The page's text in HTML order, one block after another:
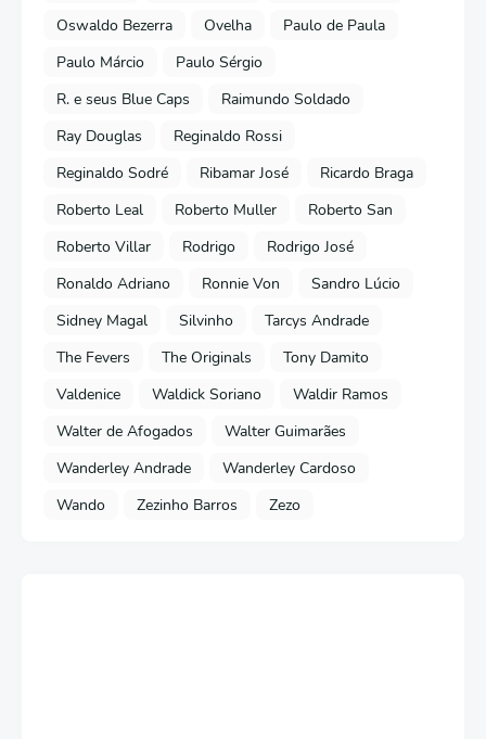
Oswaldo Bezerra
Ovelha
Paulo de Paula
Paulo Márcio
Paulo Sérgio
R. e seus Blue Caps
Raimundo Soldado
Ray Douglas
Reginaldo Rossi
Reginaldo Sodré
Ribamar José
Ricardo Braga
Roberto Leal
Roberto Muller
Roberto San
Roberto Villar
Rodrigo
Rodrigo José
Ronaldo Adriano
Ronnie Von
Sandro Lúcio
Sidney Magal
Silvinho
Tarcys Andrade
The Fevers
The Originals
Tony Damito
Valdenice
Waldick Soriano
Waldir Ramos
Walter de Afogados
Walter Guimarães
Wanderley Andrade
Wanderley Cardoso
Wando
Zezinho Barros Zezo